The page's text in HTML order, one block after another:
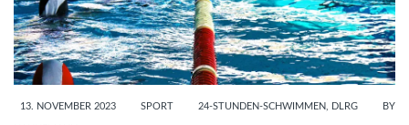
13. NOVEMBER 2023 SPORT 24-STUNDEN-SCHWIMMEN, DLRG BY